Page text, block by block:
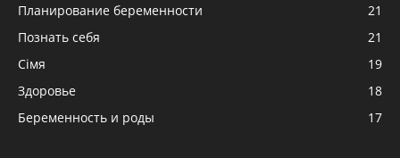
Планирование беременности
21
Познать себя
21
Сімя
19
Здоровье
18
Беременность и роды
17